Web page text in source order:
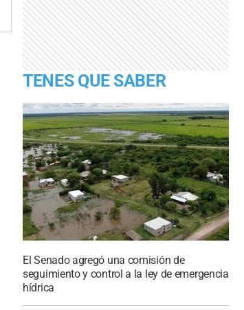
TENES QUE SABER
El Senado agregó una comisión de
seguimiento y control a la ley de emergencia
hídrica